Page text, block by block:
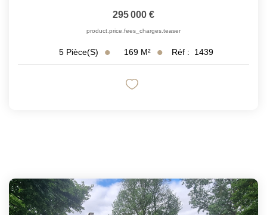
295 000 €
product.price.fees_charges.teaser
5 Pièce(s) 169 M² Réf : 1439